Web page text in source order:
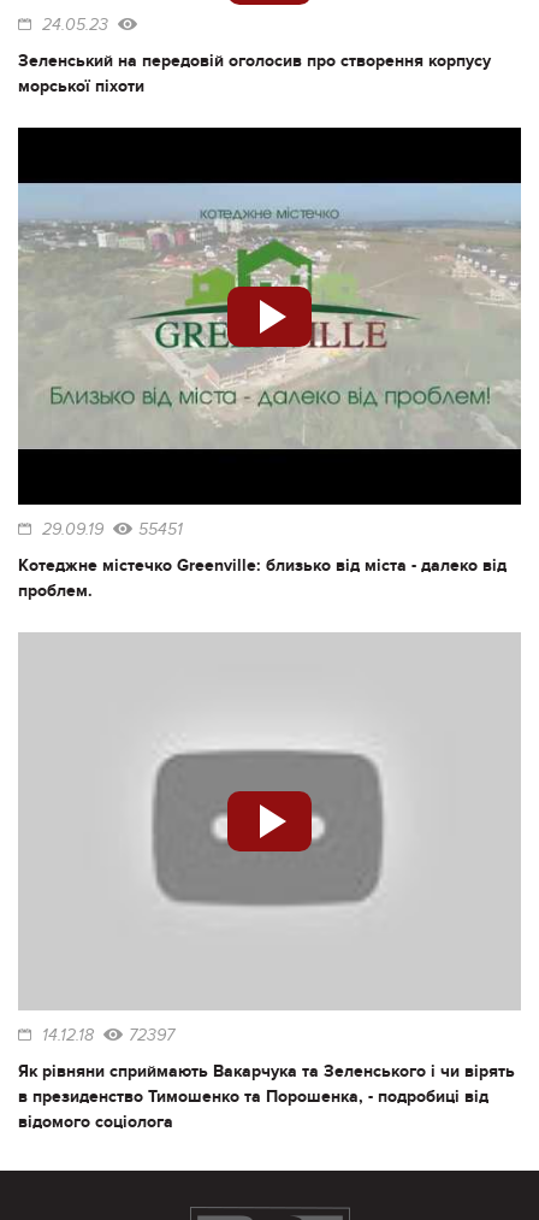
24.05.23
Зеленський на передовій оголосив про створення корпусу
морської піхоти
29.09.19 55451
Котеджне містечко Greenville: близько від міста - далеко від
проблем.
14.12.18 72397
Як рівняни сприймають Вакарчука та Зеленського і чи вірять
в президенство Тимошенко та Порошенка, - подробиці від
відомого соціолога